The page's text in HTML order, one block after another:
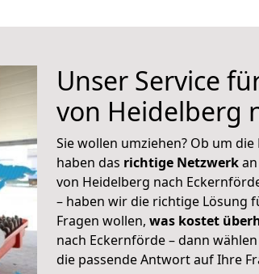
Unser Service
von Heidelberg
Sie wollen umziehen? Ob um
haben das richtige Netzwerk
von Heidelberg nach
– haben wir die richtige Lösung
Fragen wollen, was kostet
nach Eckernförde – dann
die passende Antwort auf Ihre